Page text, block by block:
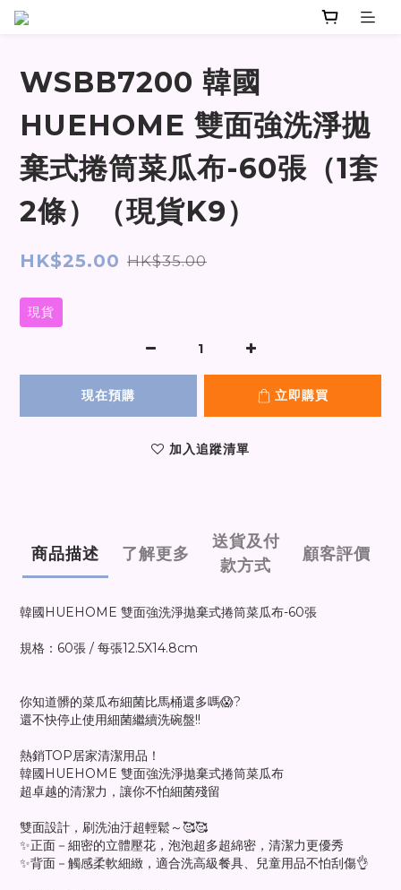
WSBB7200 韓國
HUEHOME 雙面強洗淨拋
棄式捲筒菜瓜布-60張（1套
2條）（現貨K9）
HK$25.00 HK$35.00
現貨
現在預購 立即購買
加入追蹤清單
商品描述 了解更多
送貨及付
款方式
顧客評價
韓國HUEHOME 雙面強洗淨拋棄式捲筒菜瓜布-60張
規格：60張 / 每張12.5X14.8cm
你知道髒的菜瓜布細菌比馬桶還多嗎😱?
還不快停止使用細菌繼續洗碗盤!!
熱銷TOP居家清潔用品！
韓國HUEHOME 雙面強洗淨拋棄式捲筒菜瓜布
超卓越的清潔力，讓你不怕細菌殘留
雙面設計，刷洗油汙超輕鬆～🥰🥰
✨正面－細密的立體壓花，泡泡超多超綿密，清潔力更優秀
✨背面－觸感柔軟細緻，適合洗高級餐具、兒童用品不怕刮傷👌